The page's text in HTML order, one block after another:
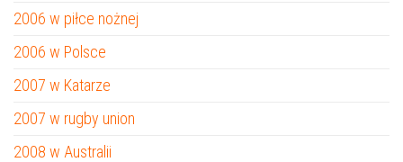
2006 w piłce nożnej
2006 w Polsce
2007 w Katarze
2007 w rugby union
2008 w Australii